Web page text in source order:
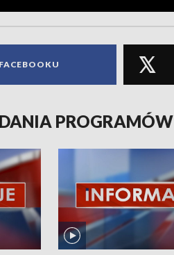
PROGRAMÓW